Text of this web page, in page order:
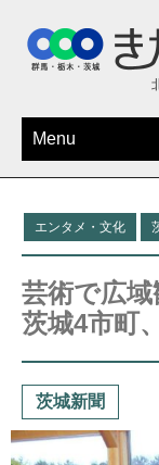
Menu
エンタメ・文化
芸術で広
茨城4市町
茨城新聞